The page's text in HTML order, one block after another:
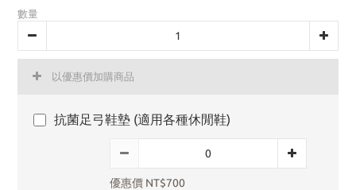
數量
以優惠價加購商品
抗菌足弓鞋墊 (適用各種休閒鞋)
優惠價 NT$700